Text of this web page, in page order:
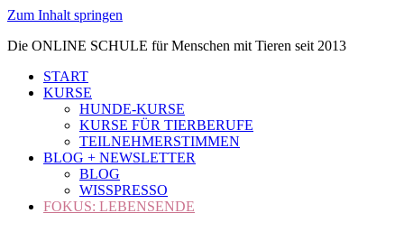
Zum Inhalt springen
Die ONLINE SCHULE für Menschen mit Tieren seit 2013
START
KURSE
HUNDE-KURSE
KURSE FÜR TIERBERUFE
TEILNEHMERSTIMMEN
BLOG + NEWSLETTER
BLOG
WISSPRESSO
FOKUS: LEBENSENDE